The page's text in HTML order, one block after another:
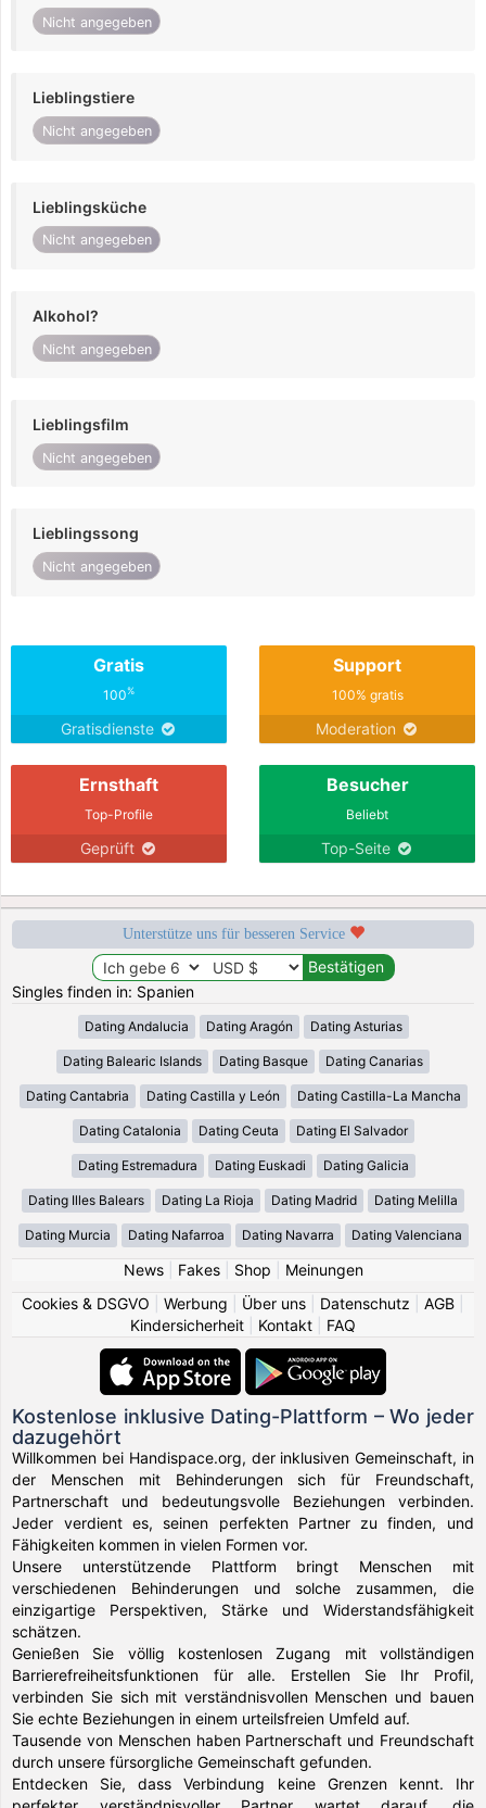
Nicht angegeben
Lieblingstiere
Nicht angegeben
Lieblingsküche
Nicht angegeben
Alkohol?
Nicht angegeben
Lieblingsfilm
Nicht angegeben
Lieblingssong
Nicht angegeben
Gratis
100%
Gratisdienste
Support
100% gratis
Moderation
Ernsthaft
Top-Profile
Geprüft
Besucher
Beliebt
Top-Seite
Unterstütze uns für besseren Service
Singles finden in: Spanien
Dating Andalucia Dating Aragón Dating Asturias
Dating Balearic Islands Dating Basque Dating Canarias
Dating Cantabria Dating Castilla y León Dating Castilla-La Mancha
Dating Catalonia Dating Ceuta Dating El Salvador
Dating Estremadura Dating Euskadi Dating Galicia
Dating Illes Balears Dating La Rioja Dating Madrid Dating Melilla
Dating Murcia Dating Nafarroa Dating Navarra Dating Valenciana
News| Fakes| Shop
Meinungen
Cookies & DSGVO
Werbung Über uns Datenschutz AGB
Kindersicherheit
Kontakt FAQ
Kostenlose inklusive Dating-Plattform – Wo jeder
dazugehört
Willkommen bei Handispace.org, der inklusiven Gemeinschaft, in
der Menschen mit Behinderungen sich für Freundschaft,
Partnerschaft und bedeutungsvolle Beziehungen verbinden.
Jeder verdient es, seinen perfekten Partner zu finden, und
Fähigkeiten kommen in vielen Formen vor.
Unsere unterstützende Plattform bringt Menschen mit
verschiedenen Behinderungen und solche zusammen, die
einzigartige Perspektiven, Stärke und Widerstandsfähigkeit
schätzen.
Genießen Sie völlig kostenlosen Zugang mit vollständigen
Barrierefreiheitsfunktionen für alle. Erstellen Sie Ihr Profil,
verbinden Sie sich mit verständnisvollen Menschen und bauen
Sie echte Beziehungen in einem urteilsfreien Umfeld auf.
Tausende von Menschen haben Partnerschaft und Freundschaft
durch unsere fürsorgliche Gemeinschaft gefunden.
Entdecken Sie, dass Verbindung keine Grenzen kennt. Ihr